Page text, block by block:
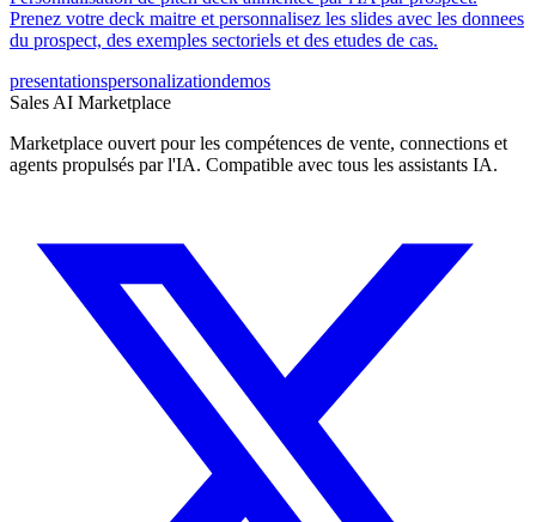
Prenez votre deck maitre et personnalisez les slides avec les donnees
du prospect, des exemples sectoriels et des etudes de cas.
presentationspersonalizationdemos
Sales AI Marketplace
Marketplace ouvert pour les compétences de vente, connections et
agents propulsés par l'IA. Compatible avec tous les assistants IA.